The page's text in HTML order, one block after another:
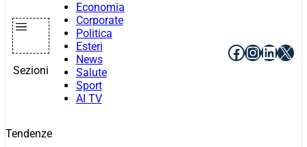
Sezioni
Economia
Corporate
Politica
Esteri
News
Salute
Sport
AI TV
Facebook
X
Tendenze